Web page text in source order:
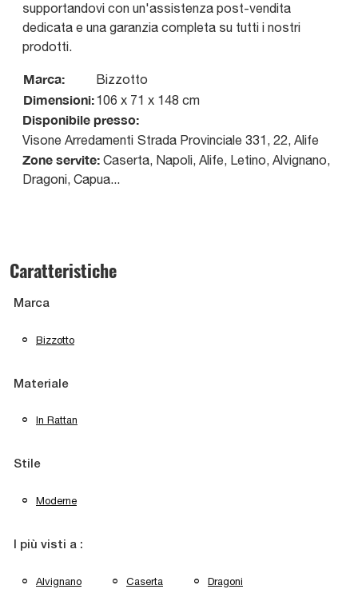
supportandovi con un'assistenza post-vendita
dedicata e una garanzia completa su tutti i nostri
prodotti.
Marca: Bizzotto
Dimensioni:106 x 71 x 148 cm
Disponibile presso:
Visone Arredamenti Strada Provinciale 331, 22, Alife
Zone servite: Caserta, Napoli, Alife, Letino, Alvignano,
Dragoni, Capua...
Caratteristiche
Marca
Bizzotto
Materiale
In Rattan
Stile
Moderne
I più visti a :
Alvignano Caserta Dragoni